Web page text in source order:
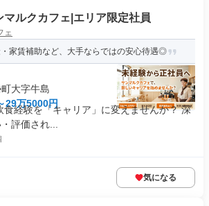
マルクカフェ|エリア限定社員
ェ
家賃補助など、大手ならではの安心待遇◎
大字牛島
29万5000円
食経験を「キャリア」に変えませんか？ 深
評価され...
気になる